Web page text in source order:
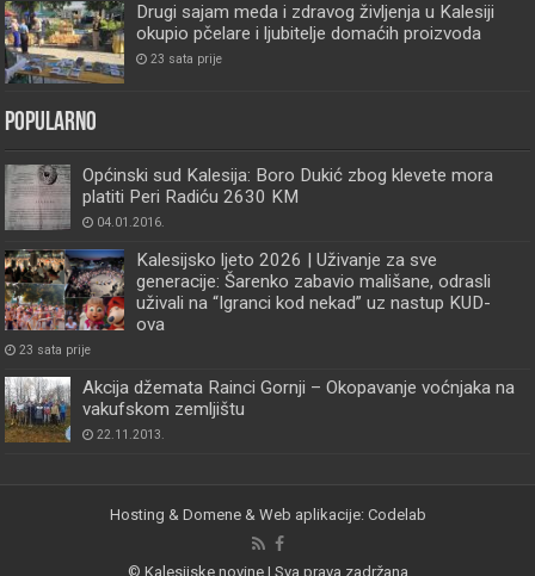
Drugi sajam meda i zdravog življenja u Kalesiji
okupio pčelare i ljubitelje domaćih proizvoda
23 sata prije
Popularno
Općinski sud Kalesija: Boro Dukić zbog klevete mora
platiti Peri Radiću 2630 KM
04.01.2016.
Kalesijsko ljeto 2026 | Uživanje za sve
generacije: Šarenko zabavio mališane, odrasli
uživali na “Igranci kod nekad” uz nastup KUD-
ova
23 sata prije
Akcija džemata Rainci Gornji – Okopavanje voćnjaka na
vakufskom zemljištu
22.11.2013.
Hosting & Domene & Web aplikacije: Codelab
© Kalesijske novine | Sva prava zadržana